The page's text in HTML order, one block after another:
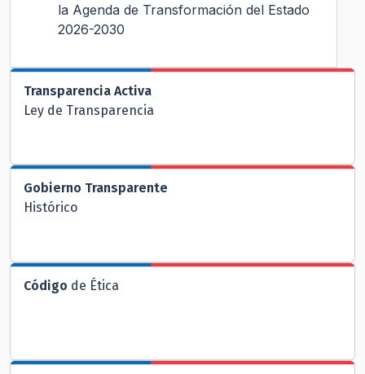
la Agenda de Transformación del Estado
2026-2030
Transparencia Activa
Ley de Transparencia
Gobierno Transparente
Histórico
Código de Ética